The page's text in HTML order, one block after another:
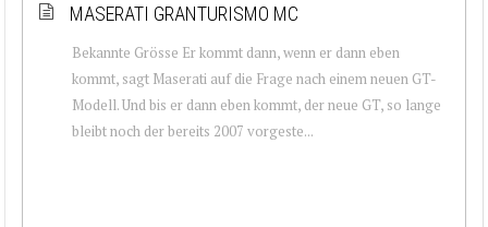
MASERATI GRANTURISMO MC
Bekannte Grösse Er kommt dann, wenn er dann eben
kommt, sagt Maserati auf die Frage nach einem neuen GT-
Modell. Und bis er dann eben kommt, der neue GT, so lange
bleibt noch der bereits 2007 vorgeste...